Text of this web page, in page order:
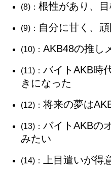
(8)： 根性があり、
(9)： 自分に甘く、頑
(10)： AKB48の推し
(11)： バイトAKB時
きになった
(12)： 将来の夢は
(13)： バイトAKBの
みたい
(14)： 上目遣いが得